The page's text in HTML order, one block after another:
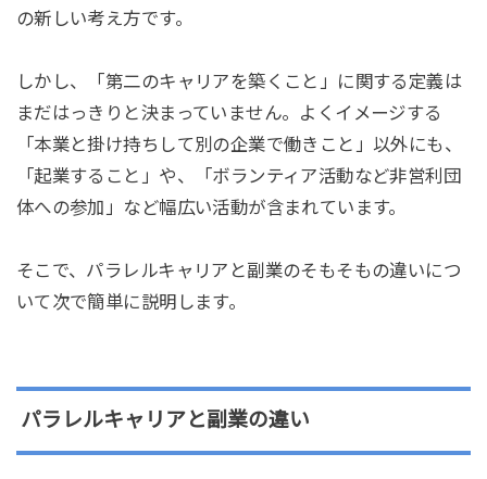
の新しい考え方です。
しかし、「第二のキャリアを築くこと」に関する定義は
まだはっきりと決まっていません。よくイメージする
「本業と掛け持ちして別の企業で働きこと」以外にも、
「起業すること」や、「ボランティア活動など非営利団
体への参加」など幅広い活動が含まれています。
そこで、パラレルキャリアと副業のそもそもの違いにつ
いて次で簡単に説明します。
パラレルキャリアと副業の違い